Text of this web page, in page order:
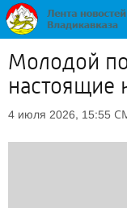
Молодой
настоящие
4 июля 2026, 15:55